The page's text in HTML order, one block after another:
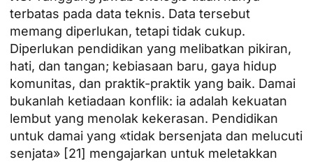
terbatas pada data teknis. Data tersebut
memang diperlukan, tetapi tidak cukup.
Diperlukan pendidikan yang melibatkan pikiran,
hati, dan tangan; kebiasaan baru, gaya hidup
komunitas, dan praktik-praktik yang baik. Damai
bukanlah ketiadaan konflik: ia adalah kekuatan
lembut yang menolak kekerasan. Pendidikan
untuk damai yang «tidak bersenjata dan melucuti
senjata» [21] mengajarkan untuk meletakkan
JA